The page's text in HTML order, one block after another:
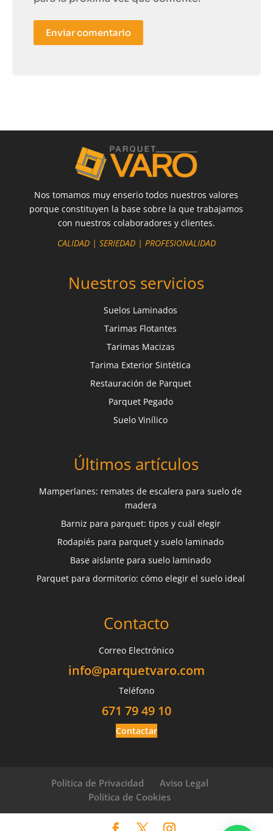
Enviar comentario
Nos tomamos muy enserio todos nuestros valores
porque constituyen la base sobre la que trabajamos
con nuestros colaboradores y clientes.
CALIDAD | SERIEDAD | PROFESIONALIDAD
Nuestros servicios
Suelos Laminados
Tarimas Flotantes
Tarimas Macizas
Tarima Exterior Sintética
Restauración de Parquet
Parquet Pegado
Suelo Vinílico
Últimos artículos
Mamperlanes: remates de escalera para suelo de
madera
Barniz para parquet: tipos y cuál elegir
Rodapiés para parquet y suelo laminado
Base aislante para suelo laminado
Parquet para dormitorio: cómo elegir el suelo ideal
Contacto
Correo Electrónico
info@parquetvaro.com
Teléfono
671 79 49 10
Contactar
Política de Privacidad
Aviso Legal
Política de Cookies